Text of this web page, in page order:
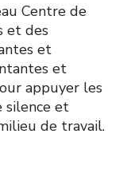
Centre de
et des
et
et
appuyer les
silence et
de travail.